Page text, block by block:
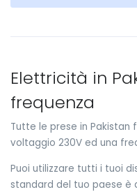
Elettricità in
frequenza
Tutte le prese in Pakistan
voltaggio 230V ed una
Puoi utilizzare tutti i tuoi
standard del tuo paese è